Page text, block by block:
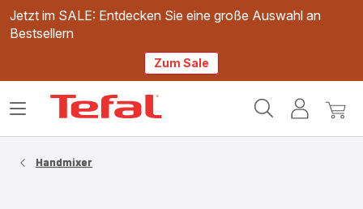
Jetzt im SALE: Entdecken Sie eine große Auswahl an
Bestsellern
Zum Sale
Mein
Mein
Das
Handmixer